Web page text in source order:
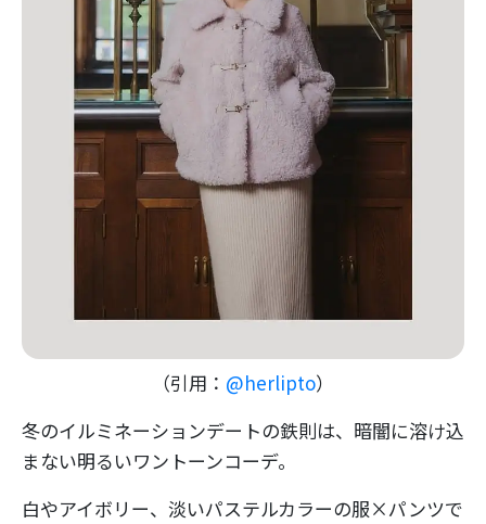
（引用： @herlipto）
冬のイルミネーションデートの鉄則は、暗闇に溶け込
まない明るいワントーンコーデ。
白やアイボリー、淡いパステルカラーの服×パンツで